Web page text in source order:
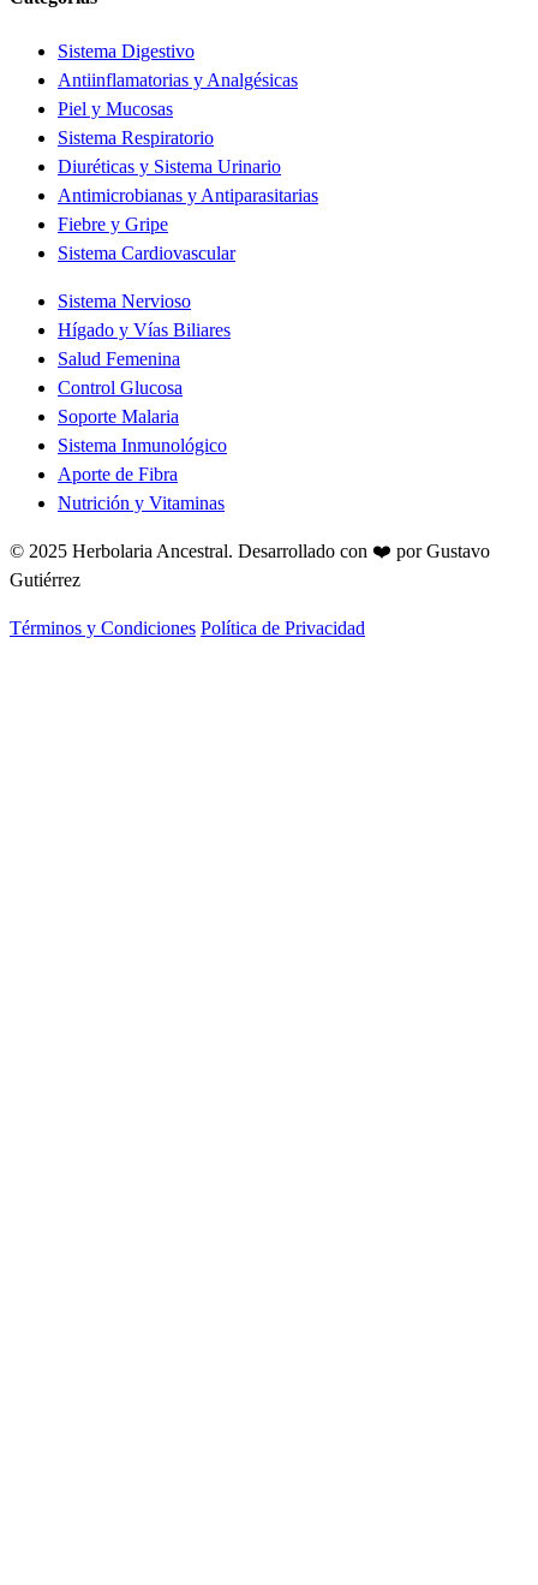
Sistema Digestivo
Antiinflamatorias y Analgésicas
Piel y Mucosas
Sistema Respiratorio
Diuréticas y Sistema Urinario
Antimicrobianas y Antiparasitarias
Fiebre y Gripe
Sistema Cardiovascular
Sistema Nervioso
Hígado y Vías Biliares
Salud Femenina
Control Glucosa
Soporte Malaria
Sistema Inmunológico
Aporte de Fibra
Nutrición y Vitaminas
© 2025 Herbolaria Ancestral. Desarrollado con ❤️ por Gustavo
Gutiérrez
Términos y Condiciones Política de Privacidad